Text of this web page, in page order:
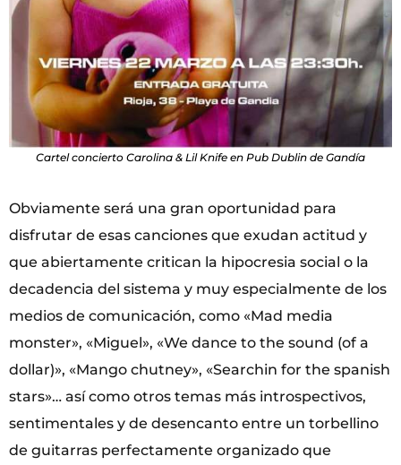
Cartel concierto Carolina & Lil Knife en Pub Dublin de Gandía
Obviamente será una gran oportunidad para
disfrutar de esas canciones que exudan actitud y
que abiertamente critican la hipocresia social o la
decadencia del sistema y muy especialmente de los
medios de comunicación, como «Mad media
monster», «Miguel», «We dance to the sound (of a
dollar)», «Mango chutney», «Searchin for the spanish
stars»… así como otros temas más introspectivos,
sentimentales y de desencanto entre un torbellino
de guitarras perfectamente organizado que